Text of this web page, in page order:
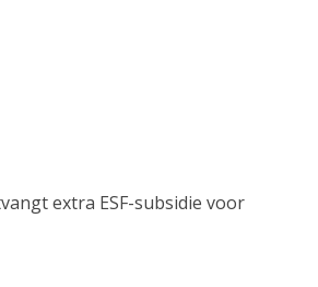
extra ESF-subsidie voor